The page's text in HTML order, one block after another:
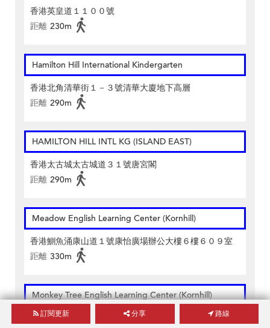
香港英皇道１１００號
距離 230m
Hamilton Hill International Kindergarten
香港北角清華街１－３號清華大廈地下高層
距離 290m
HAMILTON HILL INTL KG (ISLAND EAST)
香港太古城太古城道３１號唐宮閣
距離 290m
Meadow English Learning Center (Kornhill)
香港鰂魚涌康山道１號康怡廣場辦公大樓６樓６０９室
距離 330m
Monkey Tree English Learning Center (Kornhill)
香港鰂魚涌康山道１號康怡廣場辦公大樓５樓５０４號
訂閱更新 分享 路線